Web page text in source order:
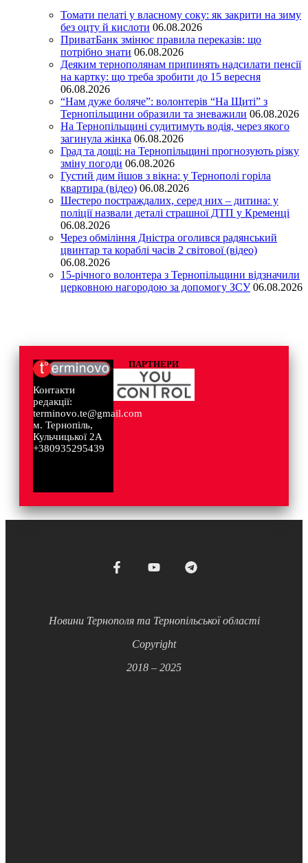
Томати пелаті у власному соку: як закрити на зиму
без оцту й кислоти 06.08.2026
ПриватБанк змінює правила переказів: що
потрібно знати 06.08.2026
Деяким тернополянам припинять надсилати пенсії
на картку: що треба зробити до 15 вересня
06.08.2026
“Нам дуже боляче”: волонтерів “На Щиті” з
Тернопільщини образили та зневажили 06.08.2026
На Тернопільщині судитимуть водія, через якого
загинула жінка 06.08.2026
Град та дощі: на Тернопільщині прогнозують різку
зміну погоди 06.08.2026
Густий дим йшов з вікна: у Тернополі горіла
квартира (відео) 06.08.2026
Шестеро постраждалих, серед них – дитина: у
поліції назвали деталі страшної ДТП у Кременці
06.08.2026
Через обміління Дністра оголився радянський
цвинтар та кораблі часів 2 світової (відео)
06.08.2026
15-річного волонтера з Тернопільщини відзначили
церковною нагородою за допомогу ЗСУ 06.08.2026
Контакти
редакції:
terminovo.te@gmail.com
м. Тернопіль,
Кульчицької 2А
+380935295439
ПАРТНЕРИ
Новини Тернополя та Тернопільської області
Copyright
2018 – 2025